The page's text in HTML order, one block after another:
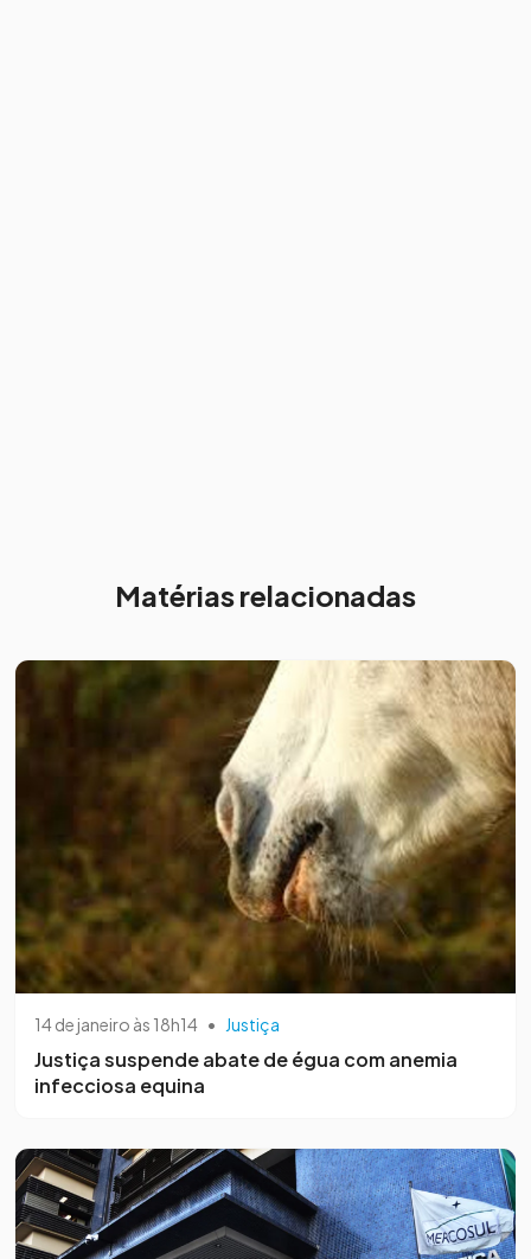
Matérias relacionadas
14 de janeiro às 18h14 • Justiça
Justiça suspende abate de égua com anemia
infecciosa equina